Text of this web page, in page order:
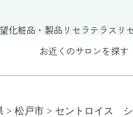
化粧品・製品 リセラテラス リ
お近くのサロンを探す
> 松戸市 > セントロイス